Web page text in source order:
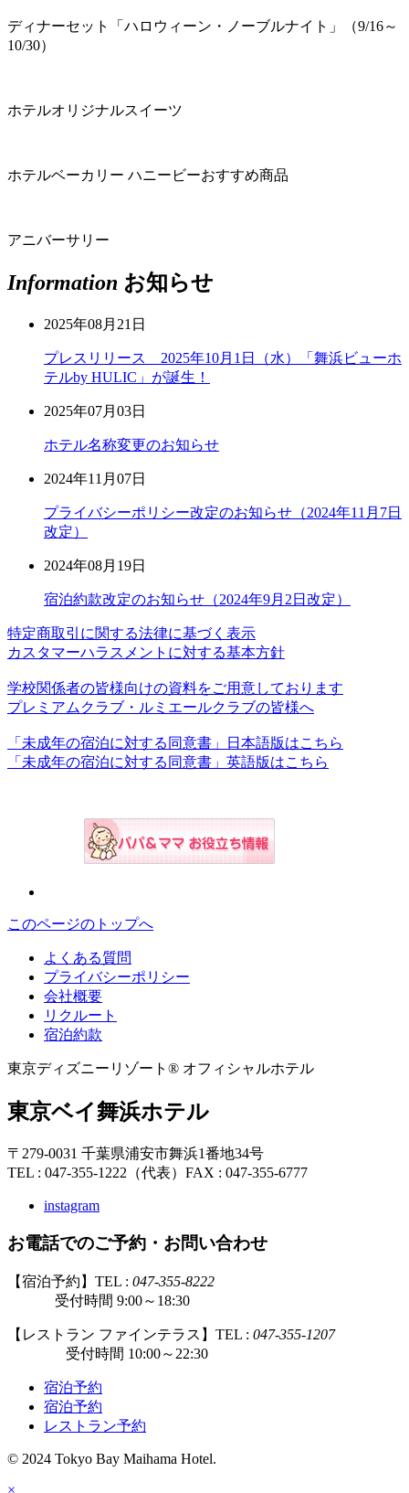
ディナーセット「ハロウィーン・ノーブルナイト」（9/16～
10/30）
ホテルオリジナルスイーツ
ホテルベーカリー ハニービーおすすめ商品
アニバーサリー
Information お知らせ
2025年08月21日
プレスリリース 2025年10月1日（水）「舞浜ビューホ
テルby HULIC」が誕生！
2025年07月03日
ホテル名称変更のお知らせ
2024年11月07日
プライバシーポリシー改定のお知らせ（2024年11月7日
改定）
2024年08月19日
宿泊約款改定のお知らせ（2024年9月2日改定）
特定商取引に関する法律に基づく表示
カスタマーハラスメントに対する基本方針
学校関係者の皆様向けの資料をご用意しております
プレミアムクラブ・ルミエールクラブの皆様へ
「未成年の宿泊に対する同意書」日本語版はこちら
「未成年の宿泊に対する同意書」英語版はこちら
このページのトップへ
よくある質問
プライバシーポリシー
会社概要
リクルート
宿泊約款
東京ディズニーリゾート® オフィシャルホテル
東京ベイ舞浜ホテル
〒279-0031 千葉県浦安市舞浜1番地34号
TEL : 047-355-1222（代表） FAX : 047-355-6777
instagram
お電話でのご予約・お問い合わせ
【宿泊予約】TEL : 047-355-8222
受付時間 9:00～18:30
【レストラン ファインテラス】TEL : 047-355-1207
受付時間 10:00～22:30
宿泊予約
宿泊予約
レストラン予約
© 2024 Tokyo Bay Maihama Hotel.
×